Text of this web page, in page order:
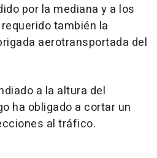
por la mediana y a los
también la
aerotransportada del
a la altura del
ha obligado a cortar un
al tráfico.